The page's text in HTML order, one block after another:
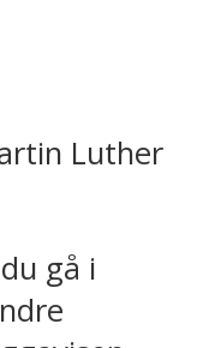
Luther
gå i